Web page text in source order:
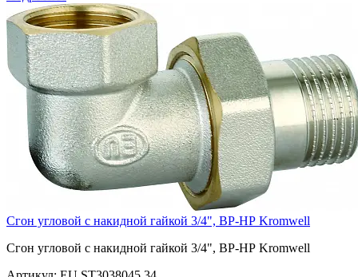
Сгон угловой с накидной гайкой 3/4", ВР-НР Kromwell
Сгон угловой с накидной гайкой 3/4", ВР-НР Kromwell